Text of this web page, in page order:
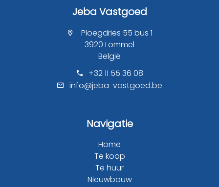
Jeba Vastgoed
Ploegdries 55 bus 1
3920 Lommel
België
+32 11 55 36 08
info@jeba-vastgoed.be
Navigatie
Home
Te koop
Te huur
Nieuwbouw